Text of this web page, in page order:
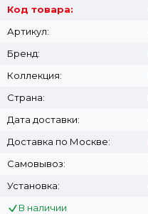
Код товара:
Артикул:
Бренд:
Коллекция:
Страна:
Дата доставки:
Доставка по Москве:
Самовывоз:
Установка:
В наличии